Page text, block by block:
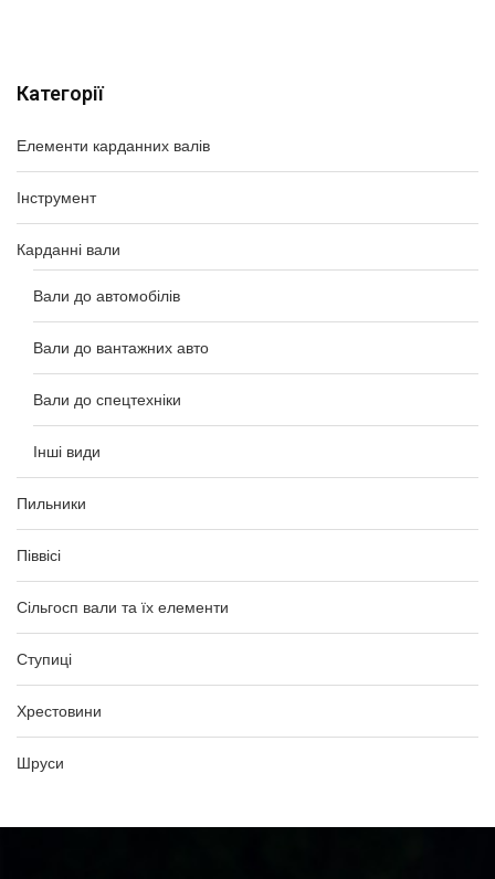
Категорії
Елементи карданних валів
Інструмент
Карданні вали
Вали до автомобілів
Вали до вантажних авто
Вали до спецтехніки
Інші види
Пильники
Піввісі
Сільгосп вали та їх елементи
Ступиці
Хрестовини
Шруси